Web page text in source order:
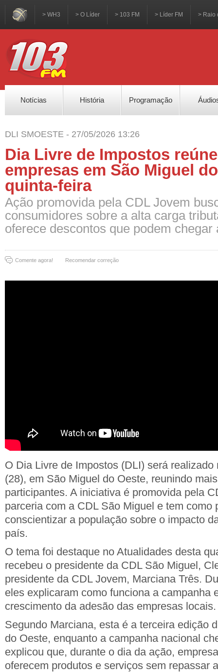
> WH3 > O Líder > 103 FM > Líder FM > Raio
Notícias História Programação
DLI SMOESTE - 27/05/2026 13:26
Dia Livre de Impostos
empresas em São Miguel
quinta-feira
Ação promovida pela CDL Jovem
consumidores sobre a alta carga
oferece descontos que podem chegar
Comente agora! Recomendar correção
O Dia Livre de Impostos (DLI) será realizado
(28), em São Miguel do Oeste, reunindo
participantes. A iniciativa é promovida pela
parceria com a CDL São Miguel e tem como
conscientizar a população sobre o impacto
país.
O tema foi destaque no Atualidades desta
recebeu o presidente da CDL São Miguel,
presidente da CDL Jovem, Marciana Três.
eles explicaram como funciona a campanha
crescimento da adesão das empresas locais.
Segundo Marciana, esta é a terceira edição
do Oeste, enquanto a campanha nacional
explicou que, durante o dia da ação,
oferecem produtos e serviços sem repassar